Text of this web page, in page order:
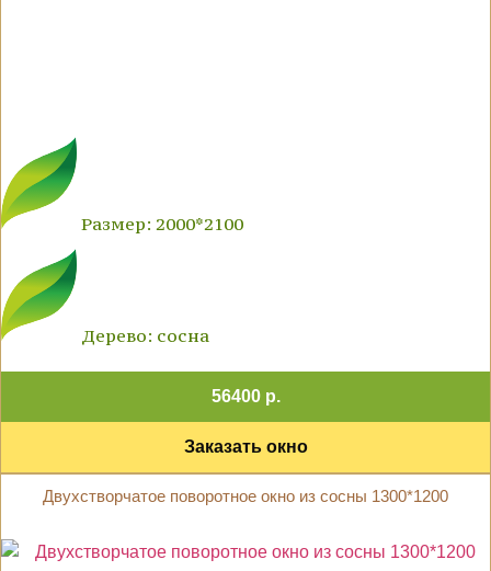
Размер: 2000*2100
Дерево: сосна
56400 р.
Заказать окно
Двухстворчатое поворотное окно из сосны 1300*1200